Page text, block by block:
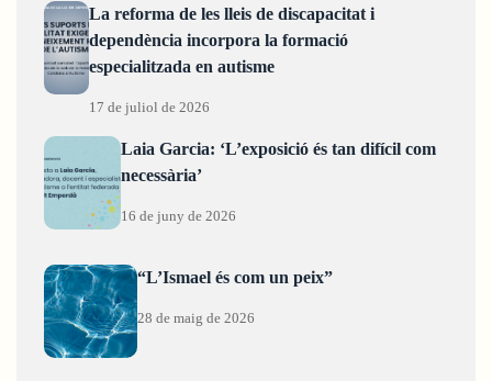
La reforma de les lleis de discapacitat i
dependència incorpora la formació
especialitzada en autisme
17 de juliol de 2026
Laia Garcia: ‘L’exposició és tan difícil com
necessària’
16 de juny de 2026
“L’Ismael és com un peix”
28 de maig de 2026